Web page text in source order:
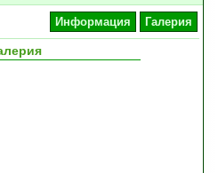
Информация Галерия